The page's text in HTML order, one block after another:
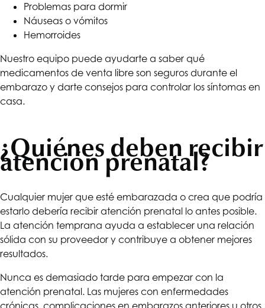
Problemas para dormir
Náuseas o vómitos
Hemorroides
Nuestro equipo puede ayudarte a saber qué
medicamentos de venta libre son seguros durante el
embarazo y darte consejos para controlar los síntomas en
casa.
¿Quiénes deben recibir
atención prenatal?
Cualquier mujer que esté embarazada o crea que podría
estarlo debería recibir atención prenatal lo antes posible.
La atención temprana ayuda a establecer una relación
sólida con su proveedor y contribuye a obtener mejores
resultados.
Nunca es demasiado tarde para empezar con la
atención prenatal. Las mujeres con enfermedades
crónicas, complicaciones en embarazos anteriores u otros